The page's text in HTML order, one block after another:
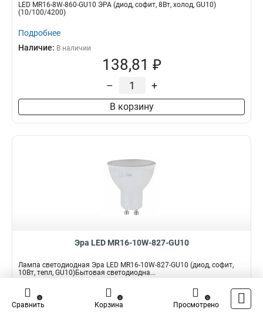
LED MR16-8W-860-GU10 ЭРА (диод, софит, 8Вт, холод, GU10)
(10/100/4200)
Подробнее
Наличие: В наличии
138,81 ₽
– +
В корзину
Эра LED MR16-10W-827-GU10
Лампа светодиодная Эра LED MR16-10W-827-GU10 (диод, софит,
10Вт, тепл, GU10)Бытовая светодиодна...
Подробнее
Наличие:
Сравнить
0
Корзина
0
Просмотрено
0